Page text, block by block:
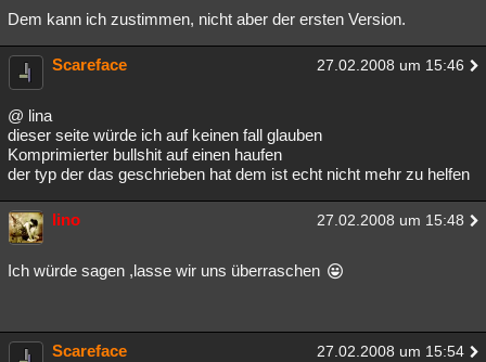
Dem kann ich zustimmen, nicht aber der ersten Version.
Scareface 27.02.2008 um 15:46
@ lina
dieser seite würde ich auf keinen fall glauben
Komprimierter bullshit auf einen haufen
der typ der das geschrieben hat dem ist echt nicht mehr zu helfen
lino 27.02.2008 um 15:48
Ich würde sagen ,lasse wir uns überraschen
Scareface 27.02.2008 um 15:54